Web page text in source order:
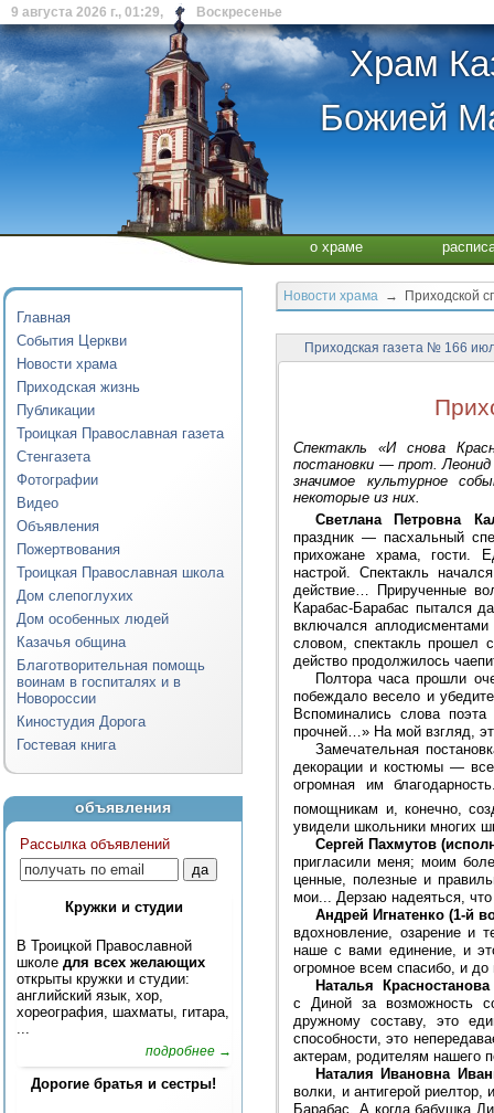
9 августа 2026 г., 01:29, Воскресенье
Храм
Божией
о храме
Главная
События Церкви
Новости храма
Приходская жизнь
Публикации
Троицкая Православная газета
Стенгазета
Фотографии
Видео
Объявления
Пожертвования
Троицкая Православная школа
Дом слепоглухих
Дом особенных людей
Казачья община
Благотворительная помощь
воинам в госпиталях и в
Новороссии
Киностудия Дорога
Гостевая книга
объявления
Рассылка объявлений
Кружки и студии
В Троицкой Православной
школе для всех желающих
открыты кружки и студии:
английский язык, хор,
хореография, шахматы, гитара,
...
подробнее →
Дорогие братья и сестры!
Новости храма → Приходской
Приходская газета № 166
Спектакль «И снова
постановки — прот. Леонид
значимое культурное
некоторые из них.
Светлана Петровна
праздник — пасхальный
прихожане храма, гости.
настрой. Спектакль
действие… Прирученные
Карабас-Барабас пытался
включался
словом, спектакль прошел
действо продолжилось
Полтора часа прошли
побеждало весело и
Вспоминались слова
прочней…» На мой взгляд,
Замечательная
декорации и костюмы — все
огромная им
помощникам и, конечно,
увидели школьники многих
Сергей Пахмутов
пригласили меня; моим
ценные, полезные и
мои... Дерзаю надеяться,
Андрей Игнатенко (1-й
вдохновление, озарение и
наше с вами единение, и
огромное всем спасибо, и до
Наталья
с Диной за возможность
дружному составу, это
способности, это
актерам, родителям нашего
Наталия Ивановна
волки, и антигерой
Барабас. А когда бабушка